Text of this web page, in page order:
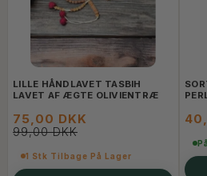
LILLE HÅNDLAVET TASBIH
LAVET AF ÆGTE OLIVIENTRÆ
75,00 DKK
99,00 DKK
1 Stk Tilbage På Lager